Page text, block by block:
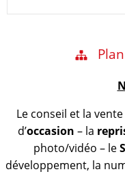
Le conseil et la
d’occasion – la
photo/vidéo – le
développement, la